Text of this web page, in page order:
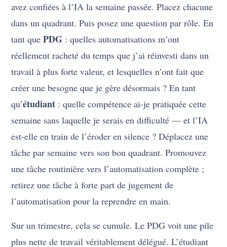
avez confiées à l’IA la semaine passée. Placez chacune
dans un quadrant. Puis posez une question par rôle. En
tant quePDG : quelles automatisations m’ont
réellement racheté du temps que j’ai réinvesti dans un
travail à plus forte valeur, et lesquelles n’ont fait que
créer une besogne que je gère désormais ? En tant
qu’étudiant : quelle compétence ai-je pratiquée cette
semaine sans laquelle je serais en difficulté — et l’IA
est-elle en train de l’éroder en silence ? Déplacez une
tâche par semaine vers son bon quadrant. Promouvez
une tâche routinière vers l’automatisation complète ;
retirez une tâche à forte part de jugement de
l’automatisation pour la reprendre en main.
Sur un trimestre, cela se cumule. Le PDG voit une pile
plus nette de travail véritablement délégué. L’étudiant